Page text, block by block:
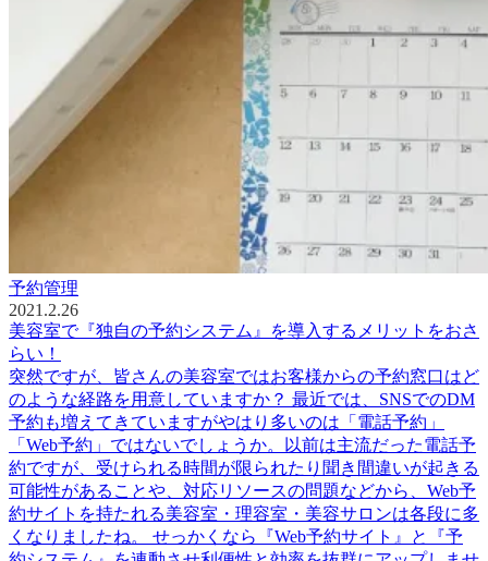
予約管理
2021.2.26
美容室で『独自の予約システム』を導入するメリットをおさ
らい！
突然ですが、皆さんの美容室ではお客様からの予約窓口はど
のような経路を用意していますか？ 最近では、SNSでのDM
予約も増えてきていますがやはり多いのは「電話予約」
「Web予約」ではないでしょうか。以前は主流だった電話予
約ですが、受けられる時間が限られたり聞き間違いが起きる
可能性があることや、対応リソースの問題などから、Web予
約サイトを持たれる美容室・理容室・美容サロンは各段に多
くなりましたね。 せっかくなら『Web予約サイト』と『予